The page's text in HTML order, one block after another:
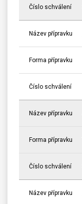
Číslo schválení
Název přípravku
Forma přípravku
Číslo schválení
Název přípravku
Forma přípravku
Číslo schválení
Název přípravku